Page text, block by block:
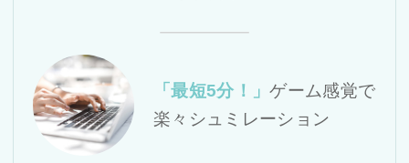
「最短5分！」ゲーム感覚で
楽々シュミレーション